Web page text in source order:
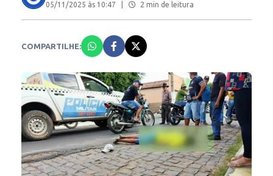
05/11/2025 às 10:47 2 min de leitura
COMPARTILHE: